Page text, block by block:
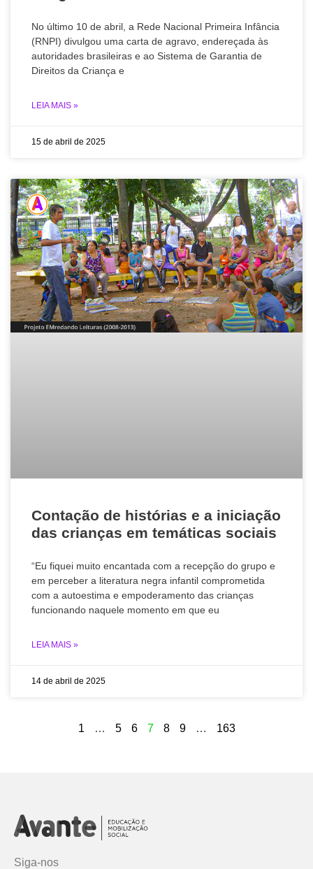
No último 10 de abril, a Rede Nacional Primeira Infância
(RNPI) divulgou uma carta de agravo, endereçada às
autoridades brasileiras e ao Sistema de Garantia de
Direitos da Criança e
LEIA MAIS »
15 de abril de 2025
Contação de histórias e a iniciação
das crianças em temáticas sociais
“Eu fiquei muito encantada com a recepção do grupo e
em perceber a literatura negra infantil comprometida
com a autoestima e empoderamento das crianças
funcionando naquele momento em que eu
LEIA MAIS »
14 de abril de 2025
1 … 5 6 7 8 9 … 163
Siga-nos